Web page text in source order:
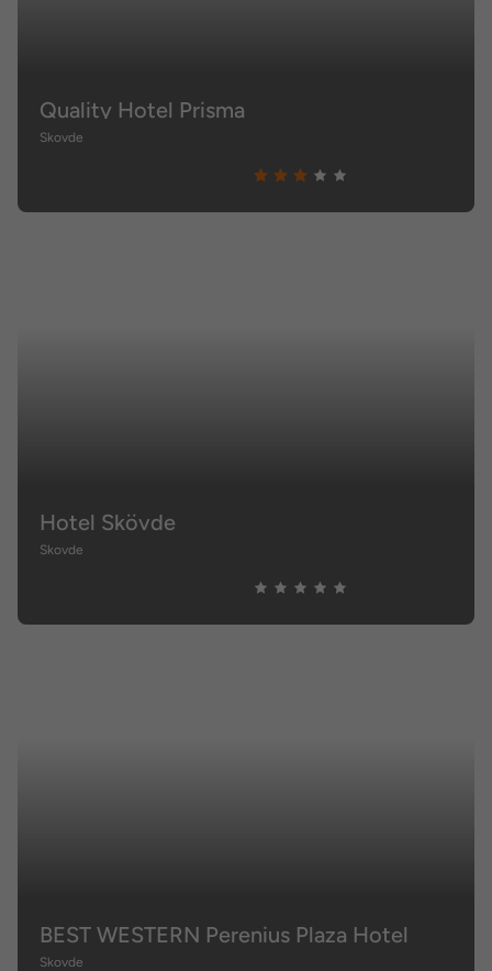
Quality Hotel Prisma
Skovde
Hotel Skövde
Skovde
BEST WESTERN Perenius Plaza Hotel
Skovde